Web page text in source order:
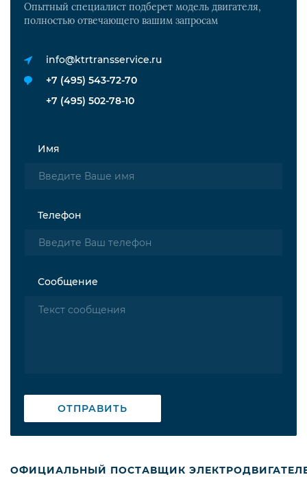
Опытный специалист подберет модель двигателя,
полностью отвечающего вашим запросам
info@ktrtransservice.ru
+7 (495) 543-72-70
+7 (495) 502-78-10
Имя
Телефон
Сообщение
ОТПРАВИТЬ
ОФИЦИАЛЬНЫЙ ПОСТАВЩИК